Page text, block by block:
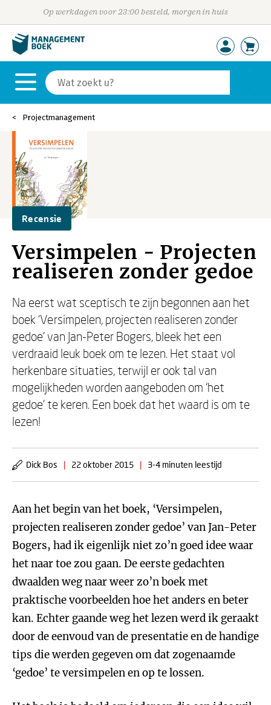
Op werkdagen voor 23:00 besteld, morgen in huis
Projectmanagement
Recensie
Versimpelen - Projecten
realiseren zonder gedoe
Na eerst wat sceptisch te zijn begonnen aan het
boek ‘Versimpelen, projecten realiseren zonder
gedoe’ van Jan-Peter Bogers, bleek het een
verdraaid leuk boek om te lezen. Het staat vol
herkenbare situaties, terwijl er ook tal van
mogelijkheden worden aangeboden om ‘het
gedoe’ te keren. Een boek dat het waard is om te
lezen!
Dick Bos | 22 oktober 2015 | 3-4 minuten leestijd
Aan het begin van het boek, ‘Versimpelen,
projecten realiseren zonder gedoe’ van Jan-Peter
Bogers, had ik eigenlijk niet zo’n goed idee waar
het naar toe zou gaan. De eerste gedachten
dwaalden weg naar weer zo’n boek met
praktische voorbeelden hoe het anders en beter
kan. Echter gaande weg het lezen werd ik geraakt
door de eenvoud van de presentatie en de handige
tips die werden gegeven om dat zogenaamde
‘gedoe’ te versimpelen en op te lossen.